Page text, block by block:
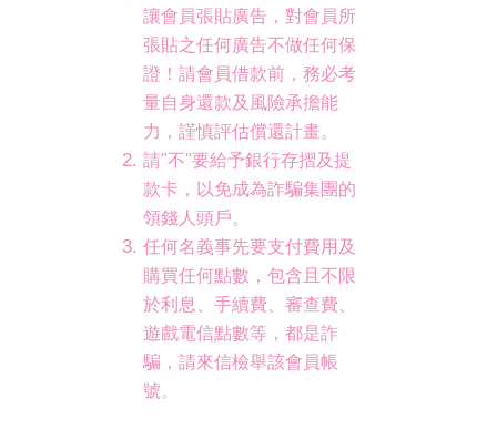
讓會員張貼廣告，對會員所
張貼之任何廣告不做任何保
證！請會員借款前，務必考
量自身還款及風險承擔能
力，謹慎評估償還計畫。
請"不"要給予銀行存摺及提
款卡，以免成為詐騙集團的
領錢人頭戶。
任何名義事先要支付費用及
購買任何點數，包含且不限
於利息、手續費、審查費、
遊戲電信點數等，都是詐
騙，請來信檢舉該會員帳
號。